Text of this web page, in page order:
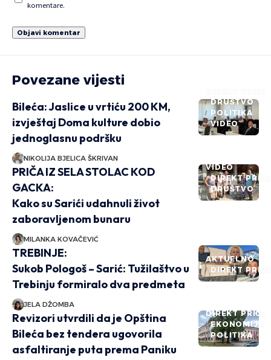
komentare.
Povezane vijesti
DRUŠTVO
POLITIKA
VIDEO
Bileća: Jaslice u vrtiću 200 KM,
izvještaj Doma kulture dobio
jednoglasnu podršku
NIKOLIJA BJELICA ŠKRIVAN
VIDEO
DIREKT PRIČE
DRUŠTVO
PRIČA IZ SELA STOLAC KOD
GACKA:
Kako su Sarići udahnuli život
zaboravljenom bunaru
MILANKA KOVAČEVIĆ
AKTUELNO
DIREKT PRIČE
TREBINJE:
Sukob Pologoš – Sarić: Tužilaštvo u
Trebinju formiralo dva predmeta
JELA DŽOMBA
DIREKT PRIČE
EKONOMIJA
POLITIKA
Revizori utvrdili da je Opština
Bileća bez tendera ugovorila
asfaltiranje puta prema Paniku